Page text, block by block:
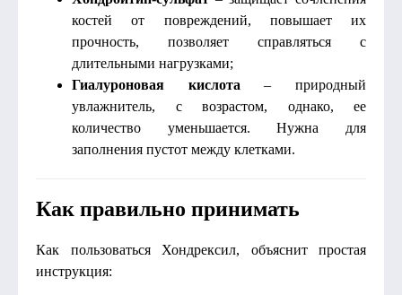
костей от повреждений, повышает их
прочность, позволяет справляться с
длительными нагрузками;
Гиалуроновая кислота – природный
увлажнитель, с возрастом, однако, ее
количество уменьшается. Нужна для
заполнения пустот между клетками.
Как правильно принимать
Как пользоваться Хондрексил, объяснит простая
инструкция: